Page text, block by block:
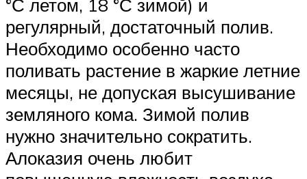
°С летом, 18 °С зимой) и
регулярный, достаточный полив.
Необходимо особенно часто
поливать растение в жаркие летние
месяцы, не допуская высушивание
земляного кома. Зимой полив
нужно значительно сократить.
Алоказия очень любит